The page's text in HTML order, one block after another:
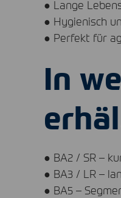
● Lange
● Hygienisch
● Perfekt für
In
● BA2 / SR –
● BA3 / LR –
● BA5 –